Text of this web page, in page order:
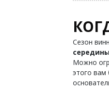
Сезон
Можно
этого вам